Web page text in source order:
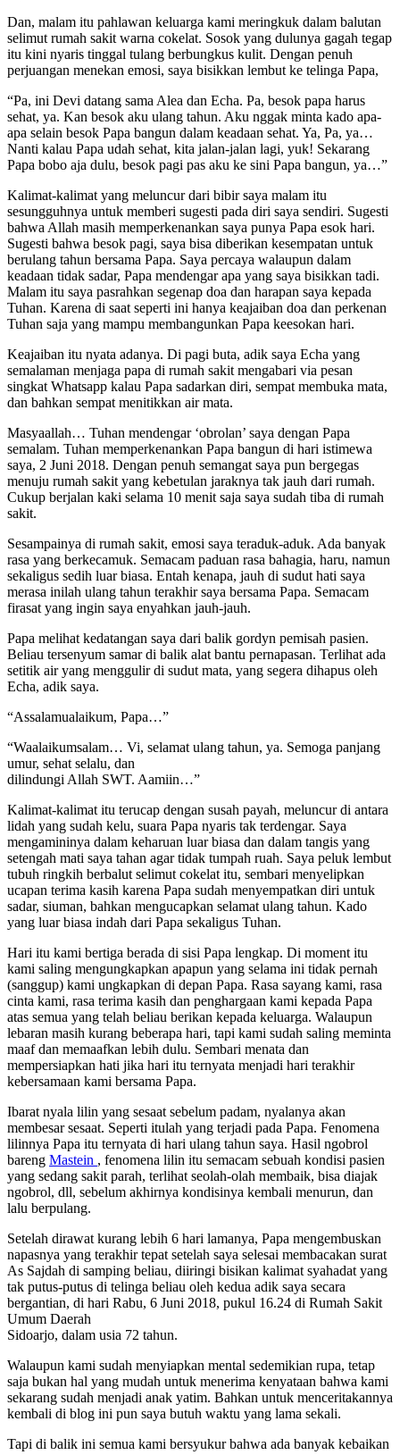
Dan, malam itu pahlawan keluarga kami meringkuk dalam balutan
selimut rumah sakit warna cokelat. Sosok yang dulunya gagah tegap
itu kini nyaris tinggal tulang berbungkus kulit. Dengan penuh
perjuangan menekan emosi, saya bisikkan lembut ke telinga Papa,
“Pa, ini Devi datang sama Alea dan Echa. Pa, besok papa harus
sehat, ya. Kan besok aku ulang tahun. Aku nggak minta kado apa-
apa selain besok Papa bangun dalam keadaan sehat. Ya, Pa, ya…
Nanti kalau Papa udah sehat, kita jalan-jalan lagi, yuk! Sekarang
Papa bobo aja dulu, besok pagi pas aku ke sini Papa bangun, ya…”
Kalimat-kalimat yang meluncur dari bibir saya malam itu
sesungguhnya untuk memberi sugesti pada diri saya sendiri. Sugesti
bahwa Allah masih memperkenankan saya punya Papa esok hari.
Sugesti bahwa besok pagi, saya bisa diberikan kesempatan untuk
berulang tahun bersama Papa. Saya percaya walaupun dalam
keadaan tidak sadar, Papa mendengar apa yang saya bisikkan tadi.
Malam itu saya pasrahkan segenap doa dan harapan saya kepada
Tuhan. Karena di saat seperti ini hanya keajaiban doa dan perkenan
Tuhan saja yang mampu membangunkan Papa keesokan hari.
Keajaiban itu nyata adanya. Di pagi buta, adik saya Echa yang
semalaman menjaga papa di rumah sakit mengabari via pesan
singkat Whatsapp kalau Papa sadarkan diri, sempat membuka mata,
dan bahkan sempat menitikkan air mata.
Masyaallah… Tuhan mendengar ‘obrolan’ saya dengan Papa
semalam. Tuhan memperkenankan Papa bangun di hari istimewa
saya, 2 Juni 2018. Dengan penuh semangat saya pun bergegas
menuju rumah sakit yang kebetulan jaraknya tak jauh dari rumah.
Cukup berjalan kaki selama 10 menit saja saya sudah tiba di rumah
sakit.
Sesampainya di rumah sakit, emosi saya teraduk-aduk. Ada banyak
rasa yang berkecamuk. Semacam paduan rasa bahagia, haru, namun
sekaligus sedih luar biasa. Entah kenapa, jauh di sudut hati saya
merasa inilah ulang tahun terakhir saya bersama Papa. Semacam
firasat yang ingin saya enyahkan jauh-jauh.
Papa melihat kedatangan saya dari balik gordyn pemisah pasien.
Beliau tersenyum samar di balik alat bantu pernapasan. Terlihat ada
setitik air yang menggulir di sudut mata, yang segera dihapus oleh
Echa, adik saya.
“Assalamualaikum, Papa…”
“Waalaikumsalam… Vi, selamat ulang tahun, ya. Semoga panjang
umur, sehat selalu, dan
dilindungi Allah SWT. Aamiin…”
Kalimat-kalimat itu terucap dengan susah payah, meluncur di antara
lidah yang sudah kelu, suara Papa nyaris tak terdengar. Saya
mengamininya dalam keharuan luar biasa dan dalam tangis yang
setengah mati saya tahan agar tidak tumpah ruah. Saya peluk lembut
tubuh ringkih berbalut selimut cokelat itu, sembari menyelipkan
ucapan terima kasih karena Papa sudah menyempatkan diri untuk
sadar, siuman, bahkan mengucapkan selamat ulang tahun. Kado
yang luar biasa indah dari Papa sekaligus Tuhan.
Hari itu kami bertiga berada di sisi Papa lengkap. Di moment itu
kami saling mengungkapkan apapun yang selama ini tidak pernah
(sanggup) kami ungkapkan di depan Papa. Rasa sayang kami, rasa
cinta kami, rasa terima kasih dan penghargaan kami kepada Papa
atas semua yang telah beliau berikan kepada keluarga. Walaupun
lebaran masih kurang beberapa hari, tapi kami sudah saling meminta
maaf dan memaafkan lebih dulu. Sembari menata dan
mempersiapkan hati jika hari itu ternyata menjadi hari terakhir
kebersamaan kami bersama Papa.
Ibarat nyala lilin yang sesaat sebelum padam, nyalanya akan
membesar sesaat. Seperti itulah yang terjadi pada Papa. Fenomena
lilinnya Papa itu ternyata di hari ulang tahun saya. Hasil ngobrol
bareng Mastein , fenomena lilin itu semacam sebuah kondisi pasien
yang sedang sakit parah, terlihat seolah-olah membaik, bisa diajak
ngobrol, dll, sebelum akhirnya kondisinya kembali menurun, dan
lalu berpulang.
Setelah dirawat kurang lebih 6 hari lamanya, Papa mengembuskan
napasnya yang terakhir tepat setelah saya selesai membacakan surat
As Sajdah di samping beliau, diiringi bisikan kalimat syahadat yang
tak putus-putus di telinga beliau oleh kedua adik saya secara
bergantian, di hari Rabu, 6 Juni 2018, pukul 16.24 di Rumah Sakit
Umum Daerah
Sidoarjo, dalam usia 72 tahun.
Walaupun kami sudah menyiapkan mental sedemikian rupa, tetap
saja bukan hal yang mudah untuk menerima kenyataan bahwa kami
sekarang sudah menjadi anak yatim. Bahkan untuk menceritakannya
kembali di blog ini pun saya butuh waktu yang lama sekali.
Tapi di balik ini semua kami bersyukur bahwa ada banyak kebaikan